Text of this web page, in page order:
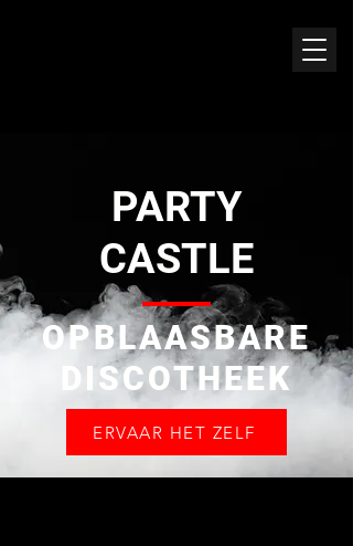
PARTY
CASTLE
OPBLAASBARE
DISCOTHEEK
ERVAAR HET ZELF